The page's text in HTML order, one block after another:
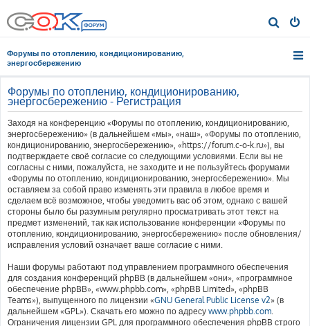
о
Форумы по отоплению, кондиционированию,
энергосбережению
Форумы по отоплению, кондиционированию,
энергосбережению - Регистрация
Заходя на конференцию «Форумы по отоплению, кондиционированию,
энергосбережению» (в дальнейшем «мы», «наш», «Форумы по отоплению,
кондиционированию, энергосбережению», «https://forum.c-o-k.ru»), вы
подтверждаете своё согласие со следующими условиями. Если вы не
согласны с ними, пожалуйста, не заходите и не пользуйтесь форумами
«Форумы по отоплению, кондиционированию, энергосбережению». Мы
оставляем за собой право изменять эти правила в любое время и
сделаем всё возможное, чтобы уведомить вас об этом, однако с вашей
стороны было бы разумным регулярно просматривать этот текст на
предмет изменений, так как использование конференции «Форумы по
отоплению, кондиционированию, энергосбережению» после обновления/
исправления условий означает ваше согласие с ними.
Наши форумы работают под управлением программного обеспечения
для создания конференций phpBB (в дальнейшем «они», «программное
обеспечение phpBB», «www.phpbb.com», «phpBB Limited», «phpBB
Teams»), выпущенного по лицензии «GNU General Public License v2» (в
дальнейшем «GPL»). Скачать его можно по адресу www.phpbb.com.
Ограничения лицензии GPL для программного обеспечения phpBB строго